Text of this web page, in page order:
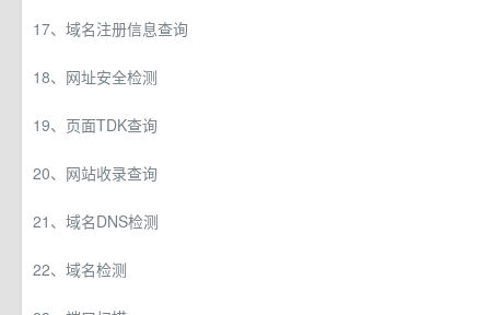
17、域名注册信息查询
18、网址安全检测
19、页面TDK查询
20、网站收录查询
21、域名DNS检测
22、域名检测